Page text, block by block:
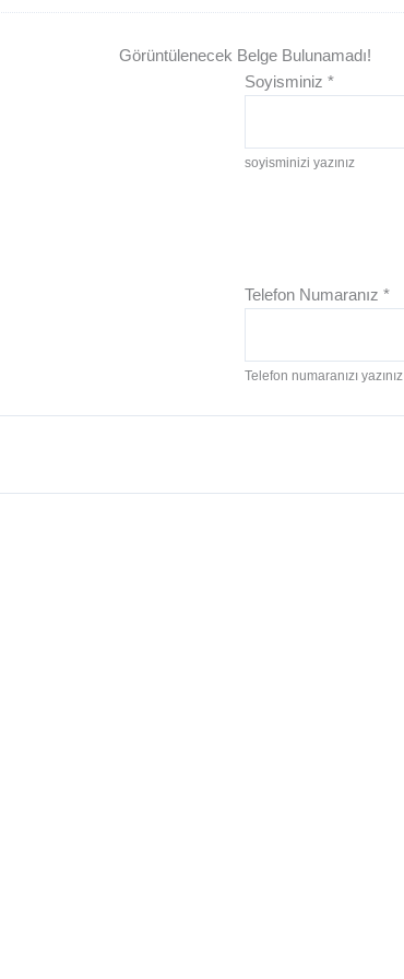
Görüntülenecek Belge Bulunamadı!
Soyisminiz *
soyisminizi yazınız
Telefon Numaranız *
Telefon numaranızı yazınız